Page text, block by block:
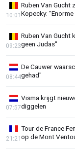
Ruben Van
Kopecky:
10:01
Ruben Van Gucht
geen Judas"
09:23
De Cauwer
gehad"
08:44
Visma krijgt
diggelen
07:57
Tour de France
op de Mont
21:21